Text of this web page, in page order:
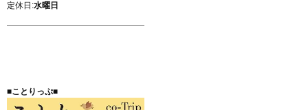
定休日:水曜日
■ことりっぷ■